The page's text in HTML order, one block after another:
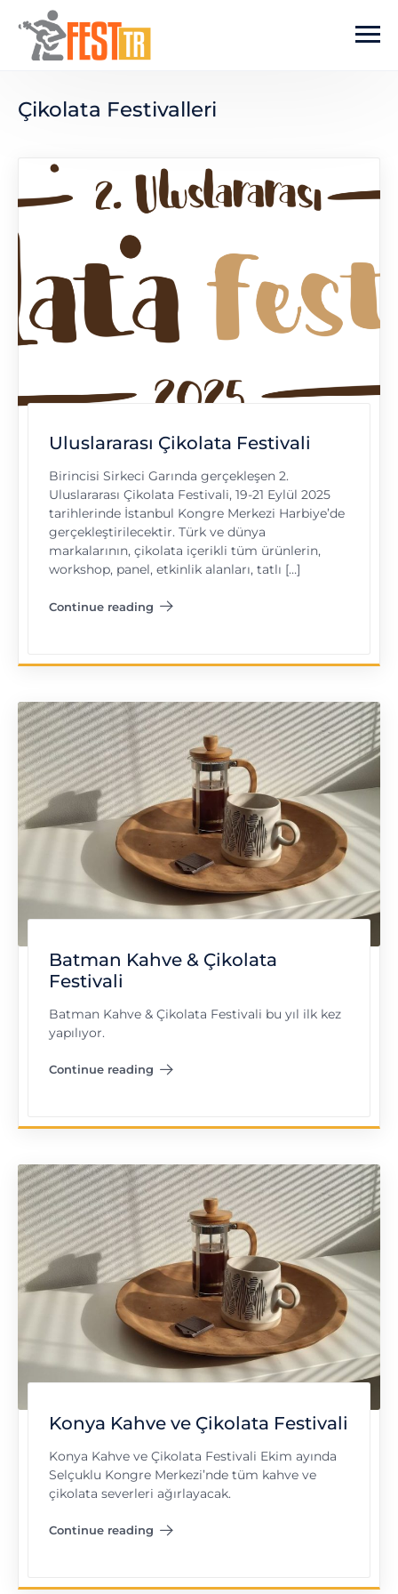
Ana içeriğe atla
Çikolata Festivalleri
Uluslararası Çikolata Festivali
Birincisi Sirkeci Garında gerçekleşen 2.
Uluslararası Çikolata Festivali, 19-21 Eylül 2025
tarihlerinde İstanbul Kongre Merkezi Harbiye’de
gerçekleştirilecektir. Türk ve dünya
markalarının, çikolata içerikli tüm ürünlerin,
workshop, panel, etkinlik alanları, tatlı […]
Continue reading
"Uluslararası Çikolata Festivali"
Batman Kahve & Çikolata
Festivali
Batman Kahve & Çikolata Festivali bu yıl ilk kez
yapılıyor.
Continue reading
"Batman Kahve & Çikolata Festivali"
Konya Kahve ve Çikolata Festivali
Konya Kahve ve Çikolata Festivali Ekim ayında
Selçuklu Kongre Merkezi’nde tüm kahve ve
çikolata severleri ağırlayacak.
Continue reading
"Konya Kahve ve Çikolata Festivali"